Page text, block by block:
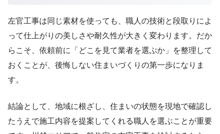
左官工事は同じ素材を使っても、職人の技術と段取りによ
って仕上がりの美しさや耐久性が大きく変わります。だか
らこそ、依頼前に「どこを見て業者を選ぶか」を整理して
おくことが、後悔しない住まいづくりの第一歩になりま
す。
結論として、地域に根ざし、住まいの状態を現地で確認し
たうえで施工内容を提案してくれる職人を選ぶことが重要